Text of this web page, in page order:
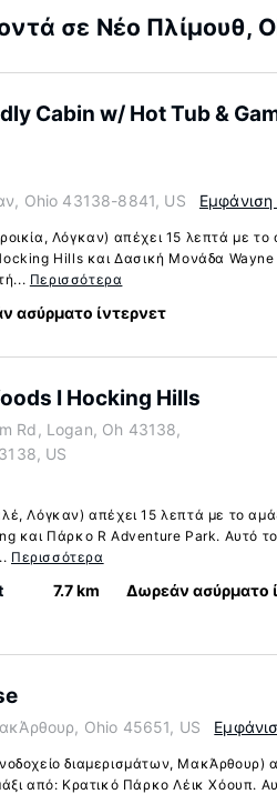
σε Νέο Πλίμουθ,
Cabin w/ Hot Tub &
Ohio 43138-8841, US Εμφάνιση
Λόγκαν) απέχει 15 λεπτά με το
Hills και Δασική Μονάδα Wayne
Περισσότερα
ασύρματο ίντερνετ
I Hocking Hills
Rd, Logan, Oh 43138,
US
Λόγκαν) απέχει 15 λεπτά με το
και Πάρκο R Adventure Park. Αυτό
Περισσότερα
7.7 km Δωρεάν ασύρματο
Ohio 45651, US
διαμερισμάτων, ΜακΆρθουρ)
από: Κρατικό Πάρκο Λέικ Χόουπ.